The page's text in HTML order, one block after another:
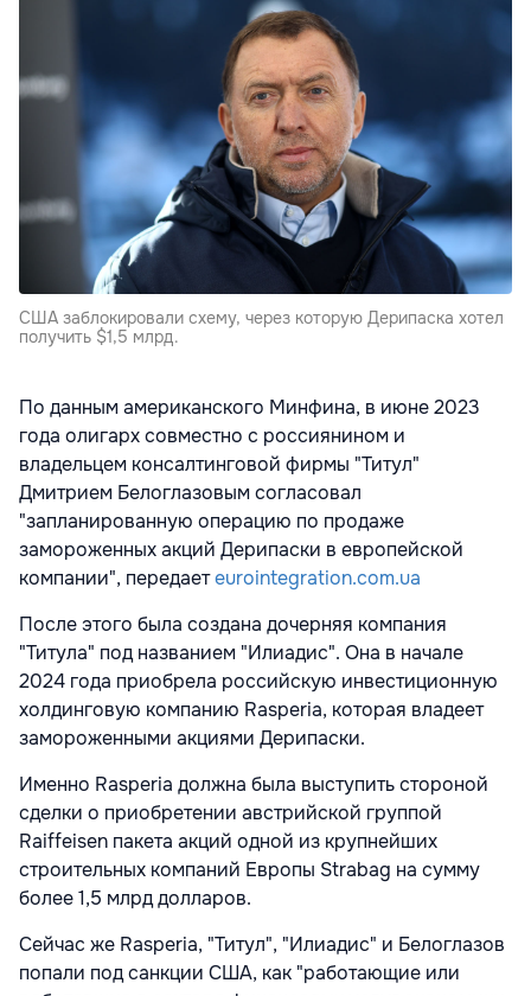
США заблокировали схему, через которую Дерипаска хотел
получить $1,5 млрд.
По данным американского Минфина, в июне 2023
года олигарх совместно с россиянином и
владельцем консалтинговой фирмы "Титул"
Дмитрием Белоглазовым согласовал
"запланированную операцию по продаже
замороженных акций Дерипаски в европейской
компании", передаетeurointegration.com.ua
После этого была создана дочерняя компания
"Титула" под названием "Илиадис". Она в начале
2024 года приобрела российскую инвестиционную
холдинговую компанию Rasperia, которая владеет
замороженными акциями Дерипаски.
Именно Rasperia должна была выступить стороной
сделки о приобретении австрийской группой
Raiffeisen пакета акций одной из крупнейших
строительных компаний Европы Strabag на сумму
более 1,5 млрд долларов.
Сейчас же Rasperia, "Титул", "Илиадис" и Белоглазов
попали под санкции США, как "работающие или